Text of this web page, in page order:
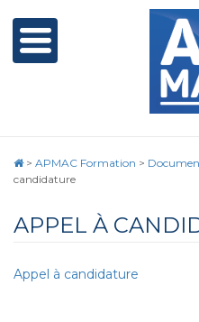
> APMAC Formation >
candidature
APPEL À
Appel à candidature